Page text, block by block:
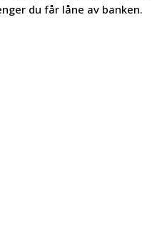
du får låne av banken.